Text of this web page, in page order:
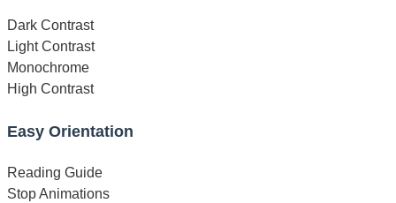
Dark Contrast
Light Contrast
Monochrome
High Contrast
Easy Orientation
Reading Guide
Stop Animations